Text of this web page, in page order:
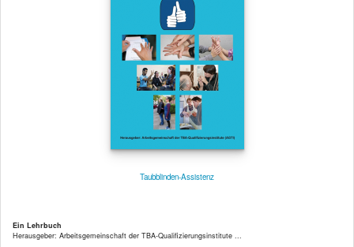
Taubblinden-Assistenz
Ein Lehrbuch
Herausgeber: Arbeitsgemeinschaft der TBA-Qualifizierungsinstitute ...